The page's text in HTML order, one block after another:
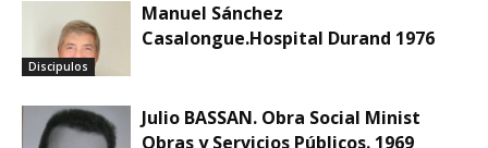
Discipulos
Manuel Sánchez
Casalongue.Hospital Durand 1976
Julio BASSAN. Obra Social Minist
Obras y Servicios Públicos. 1969